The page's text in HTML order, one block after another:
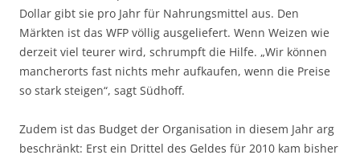
Dollar gibt sie pro Jahr für Nahrungsmittel aus. Den
Märkten ist das WFP völlig ausgeliefert. Wenn Weizen wie
derzeit viel teurer wird, schrumpft die Hilfe. „Wir können
mancherorts fast nichts mehr aufkaufen, wenn die Preise
so stark steigen“, sagt Südhoff.
Zudem ist das Budget der Organisation in diesem Jahr arg
beschränkt: Erst ein Drittel des Geldes für 2010 kam bisher